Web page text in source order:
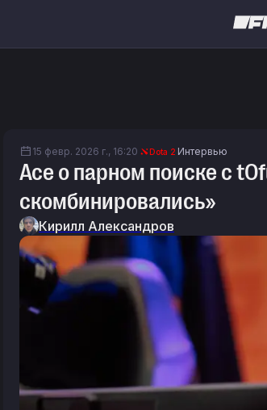
15 февр. 2026 г., 16:20 Dota 2 Интервью
Ace о парном поиске с
скомбинировались»
Кирилл Александров